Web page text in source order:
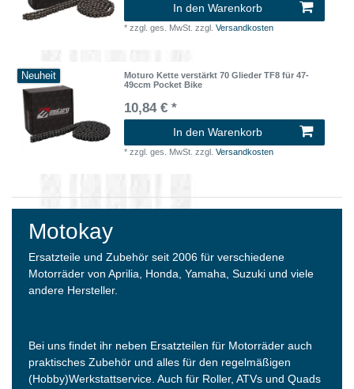
In den Warenkorb
*zzgl. ges. MwSt. zzgl.Versandkosten
Neuheit
Moturo Kette verstärkt 70 Glieder TF8 für 47-
49ccm Pocket Bike
10,84 € *
In den Warenkorb
*zzgl. ges. MwSt. zzgl.Versandkosten
Motokay
Ersatzteile und Zubehör seit 2006 für verschiedene
Motorräder von Aprilia, Honda, Yamaha, Suzuki und viele
andere Hersteller.
Bei uns findet ihr neben Ersatzteilen für Motorräder auch
praktisches Zubehör und alles für den regelmäßigen
(Hobby)Werkstattservice. Auch für Roller, ATVs und Quads